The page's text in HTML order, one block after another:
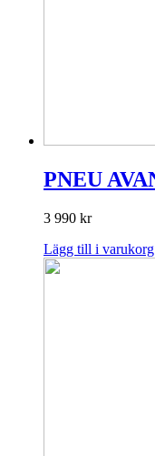
PNEU
3 990 kr
Lägg till i varukorg